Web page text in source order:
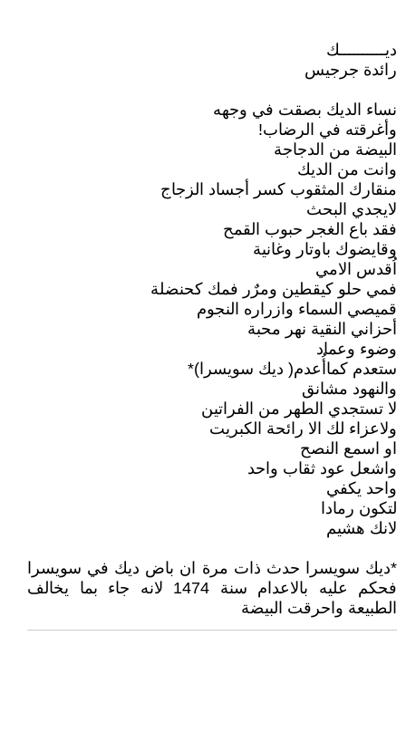
ديــــــــــك
رائدة جرجيس
نساء الديك بصقت في وجهه
وأغرقته في الرضاب!
البيضة من الدجاجة
وانت من الديك
منقارك المثقوب كسر أجساد الزجاج
لايجدي البحث
فقد باع الغجر حبوب القمح
وقايضوك باوتار وغانية
اُقدس الامي
فمي حلو كيقطين ومرٌر فمك كحنضلة
قميصي السماء وازراره النجوم
أحزاني النقية نهر محبة
وضوء وعماد
ستعدم كماأُعدم( ديك سويسرا)*
والنهود مشانق
لا تستجدي الطهر من الفراتين
ولاعزاء لك الا رائحة الكبريت
او اسمع النصح
واشعل عود ثقاب واحد
واحد يكفي
لتكون رمادا
لانك هشيم
*ديك سويسرا حدث ذات مرة ان باض ديك في سويسرا
فحكم عليه بالاعدام سنة 1474 لانه جاء بما يخالف
الطبيعة واحرقت البيضة